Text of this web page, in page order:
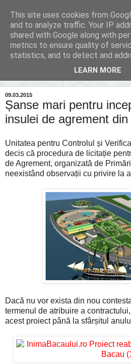
Inima Bacăului
Din inima Bacăului...spre inima ta...
09.03.2015
Șanse mari pentru
insulei de agrement
Unitatea pentru Controlul și
decis că procedura de licitație
de Agrement, organizată de
neexistând observații cu privire la
Dacă nu vor exista din nou
termenul de atribuire a
acest proiect până la sfârșitul
This site uses cookies from
and to analyze traffic. Your IP
shared with Google along with
metrics to ensure quality of
statistics, and to detect and
LEARN MORE